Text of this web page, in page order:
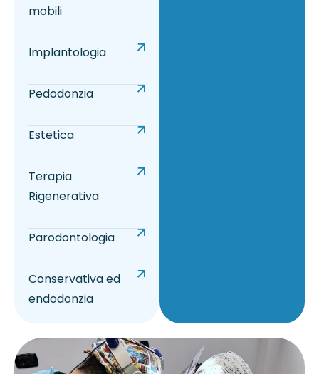
mobili
Implantologia
Pedodonzia
Estetica
Terapia
Rigenerativa
Parodontologia
Conservativa ed
endodonzia